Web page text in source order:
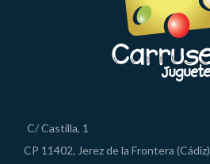
C/ Castilla, 1
CP 11402, Jerez de la Frontera (Cádiz)